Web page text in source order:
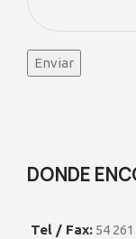
DONDE
Tel / Fax: 54